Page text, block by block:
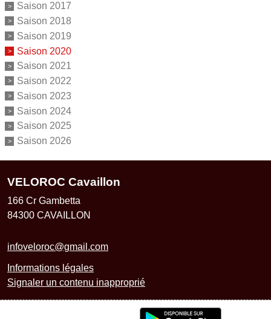
Saison 2017
Saison 2018
Saison 2019
Saison 2020
Saison 2021
Saison 2022
Saison 2023
Saison 2024
Saison 2025
Saison 2026
VELOROC Cavaillon
166 Cr Gambetta
84300 CAVAILLON
infoveloroc@gmail.com
Informations légales
Signaler un contenu inapproprié